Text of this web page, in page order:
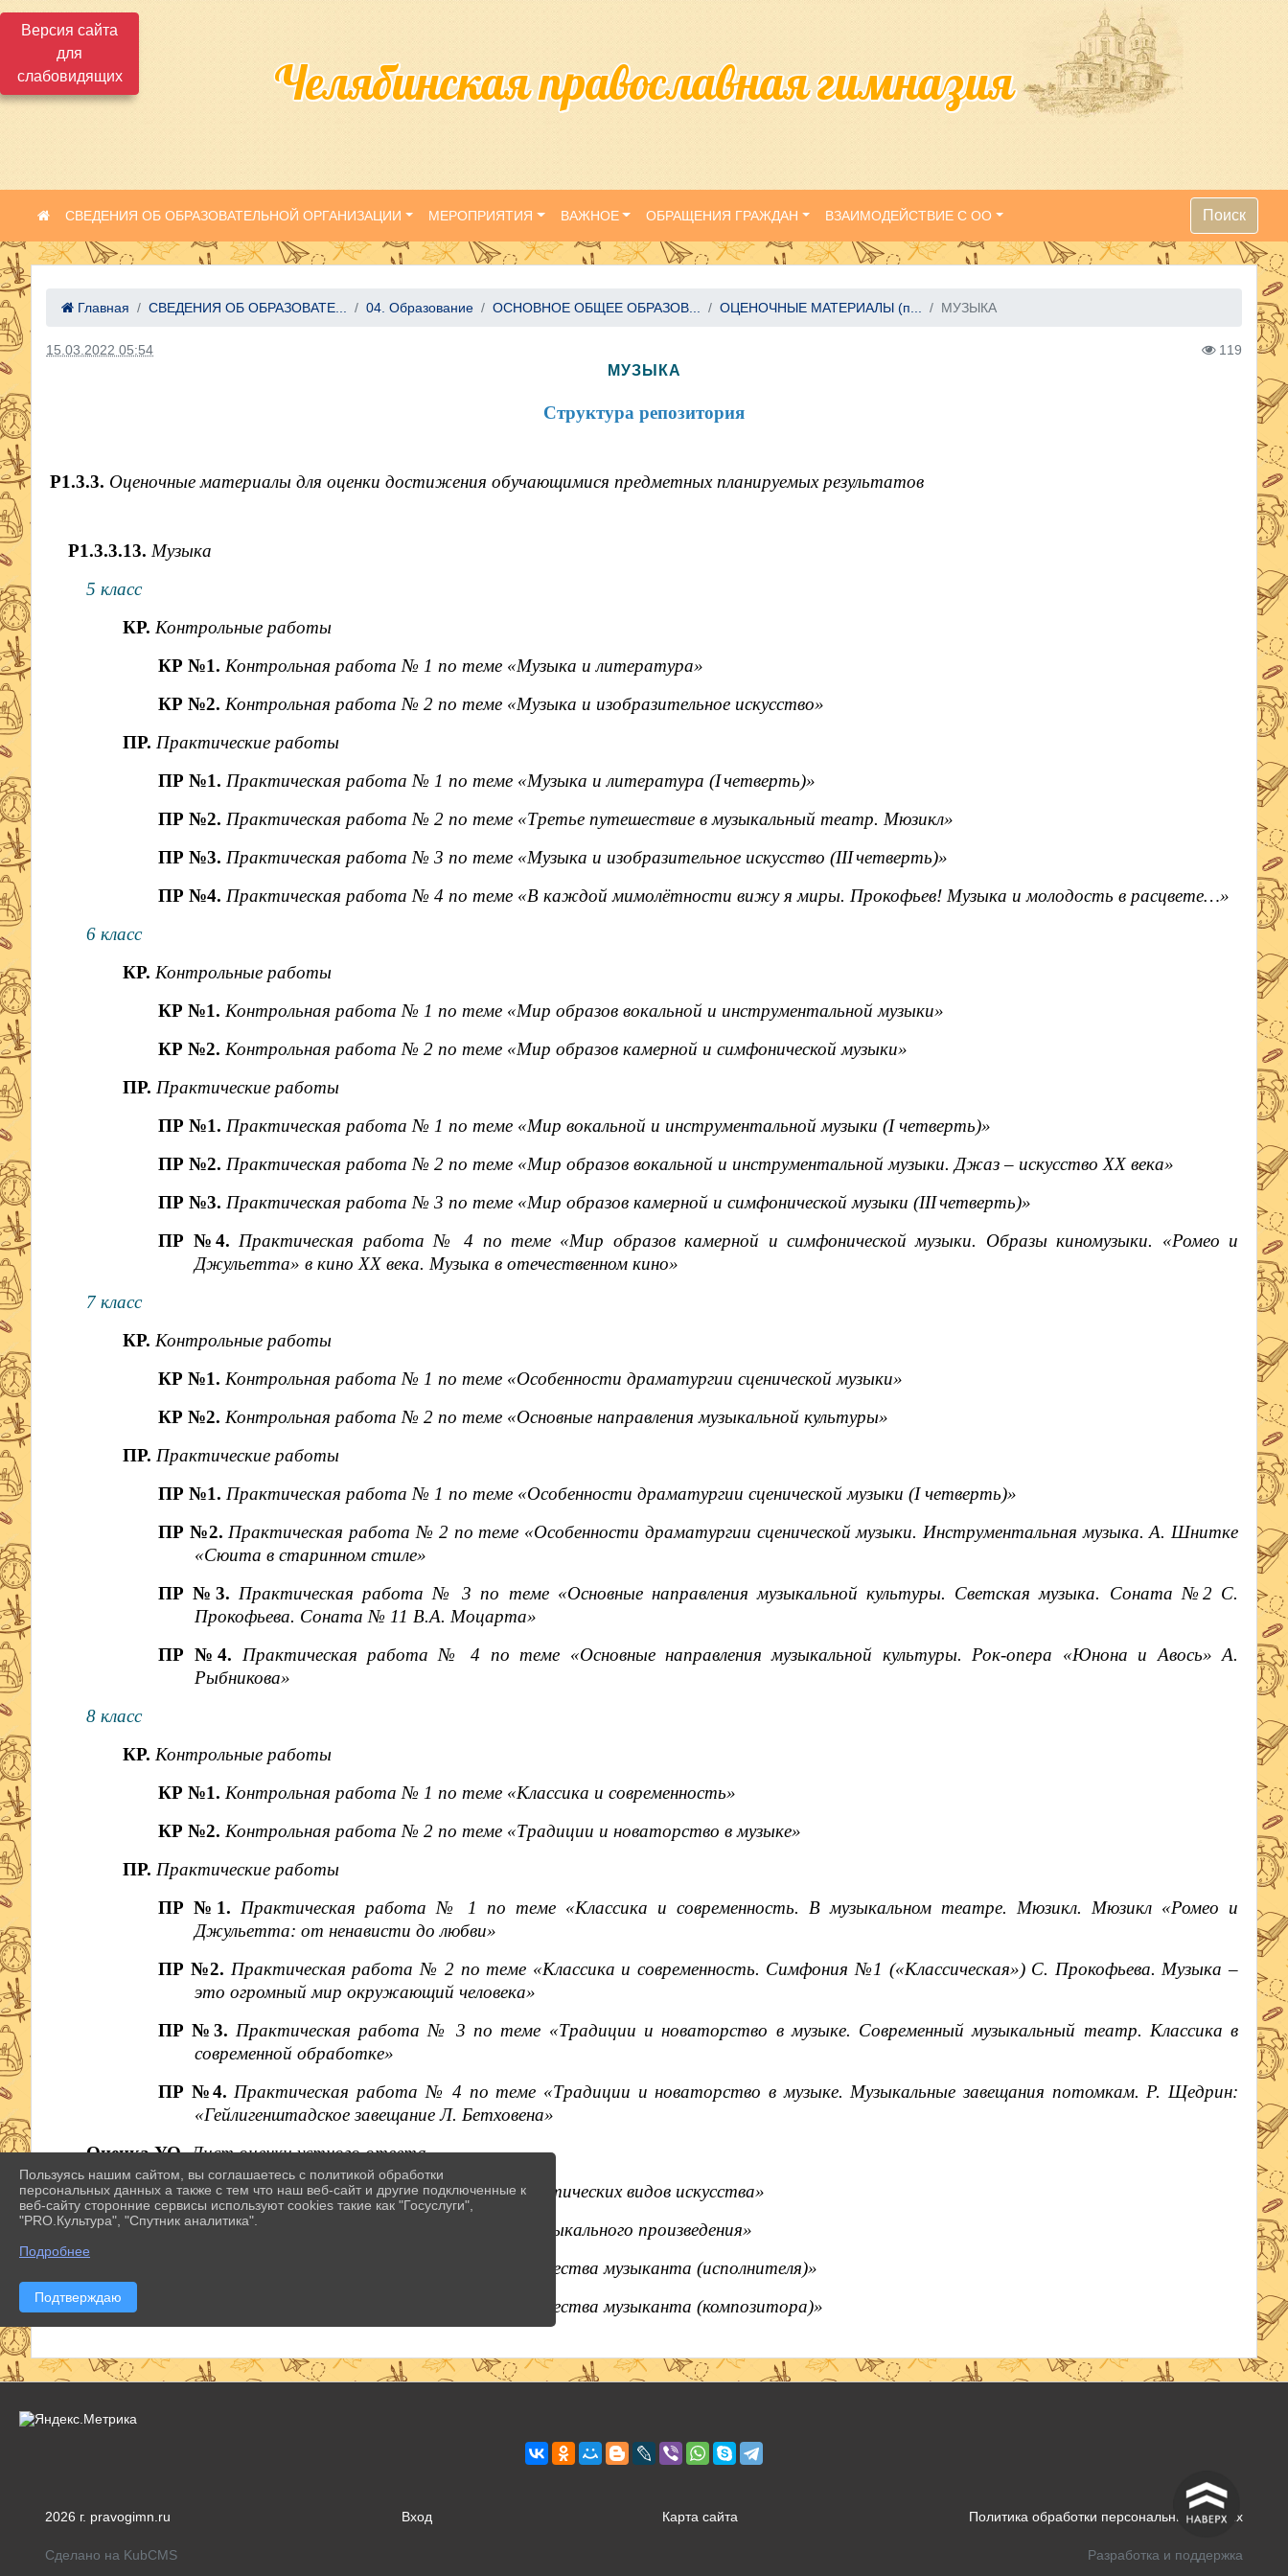
Версия сайта
для
слабовидящих
Челябинская православная гимназия
СВЕДЕНИЯ ОБ ОБРАЗОВАТЕЛЬНОЙ ОРГАНИЗАЦИИ МЕРОПРИЯТИЯ ВАЖНОЕ ОБРАЩЕНИЯ ГРАЖДАН ВЗАИМОДЕЙСТВИЕ С ОО Поиск
Главная СВЕДЕНИЯ ОБ ОБРАЗОВАТЕ... 04. Образование ОСНОВНОЕ ОБЩЕЕ ОБРАЗОВ... ОЦЕНОЧНЫЕ МАТЕРИАЛЫ (п... МУЗЫКА
15.03.2022 05:54 119
МУЗЫКА
Структура репозитория
Р1.3.3. Оценочные материалы для оценки достижения обучающимися предметных планируемых результатов
Р1.3.3.13. Музыка
5 класс
КР. Контрольные работы
КР №1. Контрольная работа № 1 по теме «Музыка и литература»
КР №2. Контрольная работа № 2 по теме «Музыка и изобразительное искусство»
ПР. Практические работы
ПР №1. Практическая работа № 1 по теме «Музыка и литература (Iчетверть)»
ПР №2. Практическая работа № 2 по теме «Третье путешествие в музыкальный театр. Мюзикл»
ПР №3. Практическая работа № 3 по теме «Музыка и изобразительное искусство (IIIчетверть)»
ПР №4. Практическая работа № 4 по теме «В каждой мимолётности вижу я миры. Прокофьев! Музыка и молодость в расцвете…»
6 класс
КР. Контрольные работы
КР №1. Контрольная работа № 1 по теме «Мир образов вокальной и инструментальной музыки»
КР №2. Контрольная работа № 2 по теме «Мир образов камерной и симфонической музыки»
ПР. Практические работы
ПР №1. Практическая работа № 1 по теме «Мир вокальной и инструментальной музыки (I четверть)»
ПР №2. Практическая работа № 2 по теме «Мир образов вокальной и инструментальной музыки. Джаз – искусство XX века»
ПР №3. Практическая работа № 3 по теме «Мир образов камерной и симфонической музыки (IIIчетверть)»
ПР №4. Практическая работа № 4 по теме «Мир образов камерной и симфонической музыки. Образы киномузыки. «Ромео и
Джульетта» в кино XX века. Музыка в отечественном кино»
7 класс
КР. Контрольные работы
КР №1. Контрольная работа № 1 по теме «Особенности драматургии сценической музыки»
КР №2. Контрольная работа № 2 по теме «Основные направления музыкальной культуры»
ПР. Практические работы
ПР №1. Практическая работа № 1 по теме «Особенности драматургии сценической музыки (I четверть)»
ПР №2. Практическая работа № 2 по теме «Особенности драматургии сценической музыки. Инструментальная музыка. А. Шнитке
«Сюита в старинном стиле»
ПР №3. Практическая работа № 3 по теме «Основные направления музыкальной культуры. Светская музыка. Соната №2 С.
Прокофьева. Соната № 11 В.А. Моцарта»
ПР №4. Практическая работа № 4 по теме «Основные направления музыкальной культуры. Рок-опера «Юнона и Авось» А.
Рыбникова»
8 класс
КР. Контрольные работы
КР №1. Контрольная работа № 1 по теме «Классика и современность»
КР №2. Контрольная работа № 2 по теме «Традиции и новаторство в музыке»
ПР. Практические работы
ПР №1. Практическая работа № 1 по теме «Классика и современность. В музыкальном театре. Мюзикл. Мюзикл «Ромео и
Джульетта: от ненависти до любви»
ПР №2. Практическая работа № 2 по теме «Классика и современность. Симфония №1 («Классическая») С. Прокофьева. Музыка –
это огромный мир окружающий человека»
ПР №3. Практическая работа № 3 по теме «Традиции и новаторство в музыке. Современный музыкальный театр. Классика в
современной обработке»
ПР №4. Практическая работа № 4 по теме «Традиции и новаторство в музыке. Музыкальные завещания потомкам. Р. Щедрин:
«Гейлигенштадское завещание Л. Бетховена»
Оценка УО.Лист оценки устного ответа
№1.Лист оценкиустного ответа «Анализ синтетических видов искусства»
№2.Лист оценки устного ответа «Описание музыкального произведения»
Лист оценки устного ответа «Анализ творчества музыканта (исполнителя)»
Лист оценки устного ответа «Анализ творчества музыканта (композитора)»
^
2026 г. pravogimn.ru Вход Карта сайта Политика обработки персональных данных
Сделано на KubCMS Разработка и поддержка
Пользуясь нашим сайтом, вы соглашаетесь с политикой обработки
персональных данных а также с тем что наш веб-сайт и другие подключенные к
веб-сайту сторонние сервисы используют cookies такие как "Госуслуги",
"PRO.Культура", "Спутник аналитика".
Подробнее
Подтверждаю